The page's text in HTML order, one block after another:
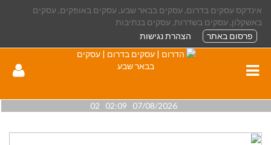
אינדקס עסקים בדרום, עסקים בבאר שבע, עסקים באופקים, עסקים
באשקלון, עסקים בשדרות, עסקים בנתיבות
פרסום באתר
הצהרת נגישות
07/08/2026 02:09 02